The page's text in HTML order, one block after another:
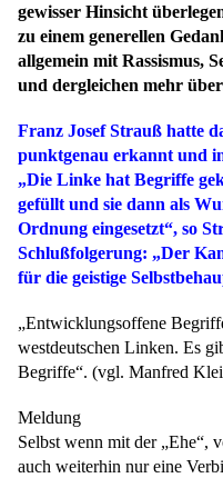
gewisser Hinsicht
zu einem generellen
allgemein mit Rassismus,
und dergleichen mehr
Franz Josef Strauß hatte
punktgenau erkannt und
„Die Linke hat Begriffe
gefüllt und sie dann als
Ordnung eingesetzt“, so
Schlußfolgerung: „Der
für die geistige
„Entwicklungsoffene
westdeutschen Linken. Es
Begriffe“. (vgl. Manfred
Meldung
Selbst wenn mit der „Ehe“,
auch weiterhin nur eine